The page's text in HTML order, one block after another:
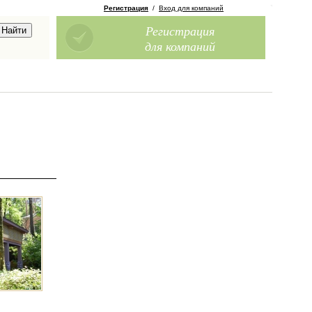
Регистрация / Вход для компаний
Регистрация
для компаний